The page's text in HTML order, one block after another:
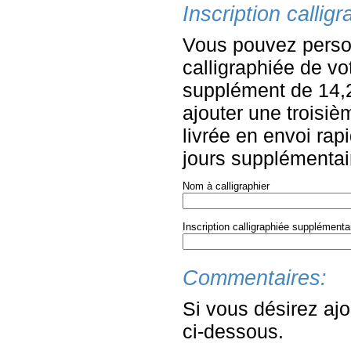
Inscription
Vous pouvez
calligraphiée de
supplément de
ajouter une
livrée en envoi
jours
Nom à calligraphier
Inscription calligraphiée
Commentaires:
Si vous désirez
ci-dessous.